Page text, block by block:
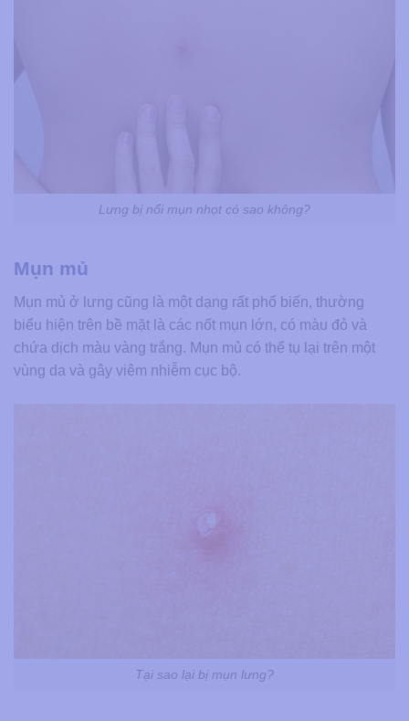
Lưng bị nổi mụn nhọt có sao không?
Mụn mủ
Mụn mủ ở lưng cũng là một dạng rất phổ biến, thường
biểu hiện trên bề mặt là các nốt mụn lớn, có màu đỏ và
chứa dịch màu vàng trắng. Mụn mủ có thể tụ lại trên một
vùng da và gây viêm nhiễm cục bộ.
Tại sao lại bị mụn lưng?